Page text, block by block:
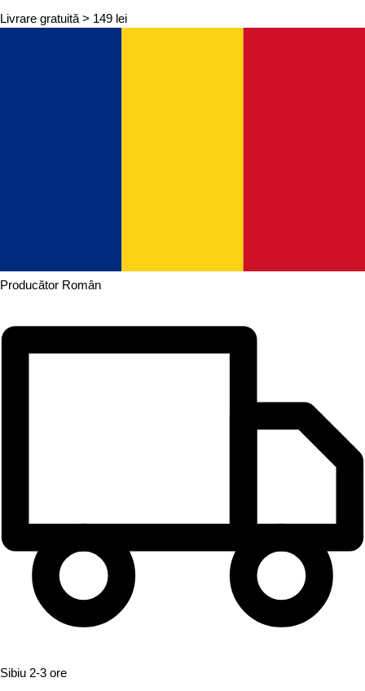
Livrare gratuită > 149 lei
Producător Român
Sibiu 2-3 ore